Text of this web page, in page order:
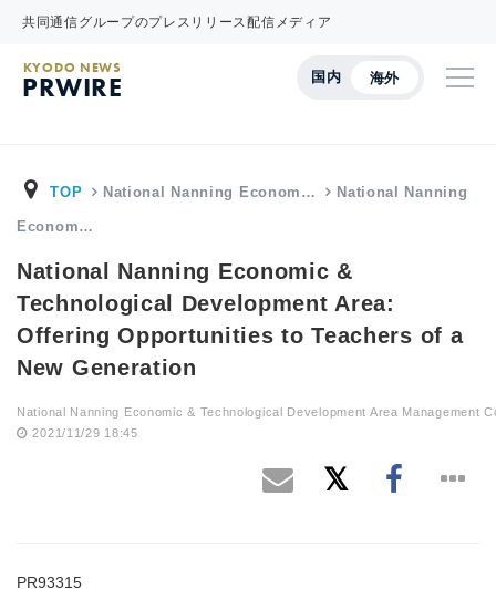
共同通信グループのプレスリリース配信メディア
国内 海外
KYODO NEWS
PRWIRE
TOP National Nanning Econom… National Nanning
Econom…
National Nanning Economic &
Technological Development Area:
Offering Opportunities to Teachers of a
New Generation
National Nanning Economic & Technological Development Area Management
2021/11/29 18:45
PR93315